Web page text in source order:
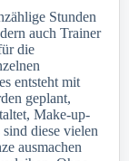
Stunden
auch Trainer
die
entsteht mit
geplant,
Make-up-
diese vielen
ausmachen